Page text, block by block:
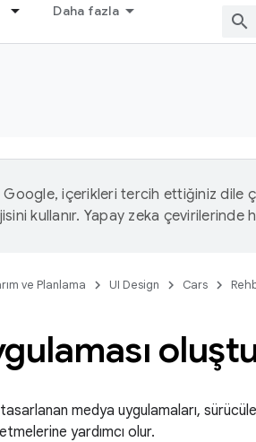
Daha fazla
Google, içerikleri tercih ettiğiniz dile
kullanır. Yapay zeka çevirilerinde
ve Planlama UI Design Cars
medya uygulamaları,
yardımcı olur.